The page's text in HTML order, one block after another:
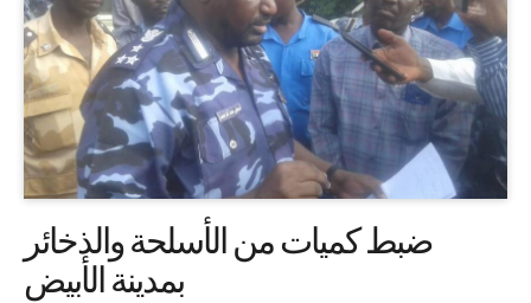
ضبط كميات من الأسلحة والذخائر
بمدينة الأبيض